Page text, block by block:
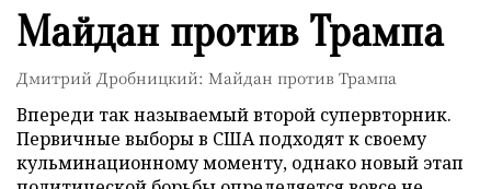
Майдан против Трампа
Дмитрий Дробницкий: Майдан против Трампа
Впереди так называемый второй супервторник.
Первичные выборы в США подходят к своему
кульминационному моменту, однако новый этап